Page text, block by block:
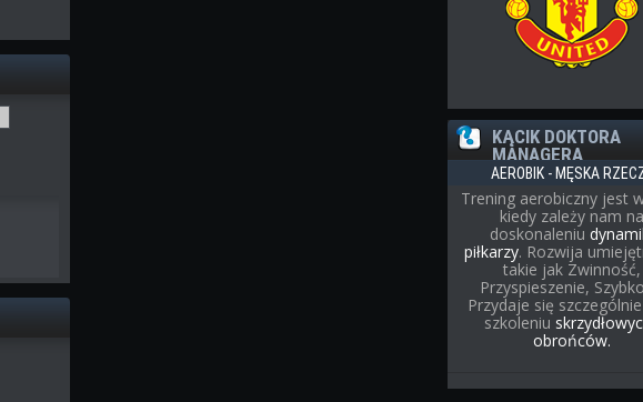
KĄCIK DOKTORA
MANAGERA
AEROBIK - MĘSKA
Trening aerobiczny jest
kiedy zależy nam na
doskonaleniu
piłkarzy. Rozwija
takie jak Zwinność,
Przyspieszenie,
Przydaje się
szkoleniu
obrońców.